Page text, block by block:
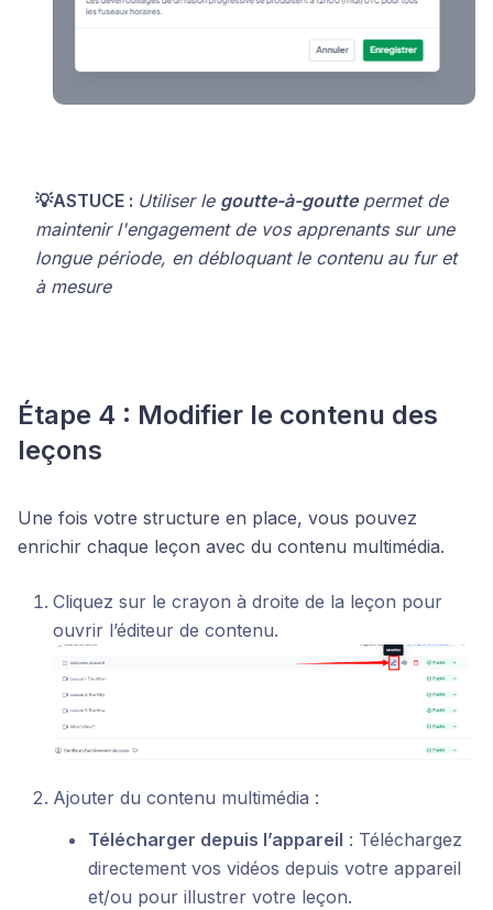
💡ASTUCE : Utiliser le goutte-à-gouttepermet de
maintenir l'engagement de vos apprenants sur une
longue période, en débloquant le contenu au fur et
à mesure
Étape 4 : Modifier le contenu des
leçons
Une fois votre structure en place, vous pouvez
enrichir chaque leçon avec du contenu multimédia.
Cliquez sur le crayon à droite de la leçon pour
ouvrir l’éditeur de contenu.
Ajouter du contenu multimédia :
Télécharger depuis l’appareil : Téléchargez
directement vos vidéos depuis votre appareil
et/ou pour illustrer votre leçon.